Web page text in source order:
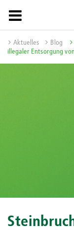
Aktuelles Blog
illegaler Entsorgung